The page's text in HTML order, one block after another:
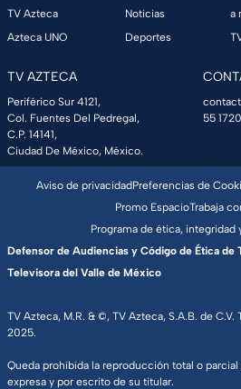
TV Azteca
Azteca UNO
Noticias
Deportes
a
TV AZTECA
Periférico Sur 4121,
Col. Fuentes Del Pedregal,
C.P. 14141,
Ciudad De México, México.
55
TV Azteca, M.R. & ©, TV Azteca, S.A.B. de
2025.
Queda prohibida la reproducción total o
expresa y por escrito de su titular.
Aviso de privacidadPreferencias de
Promo EspacioTrabaja
Programa de ética,
Defensor de Audiencias y Código de Ética de
Televisora del Valle de México